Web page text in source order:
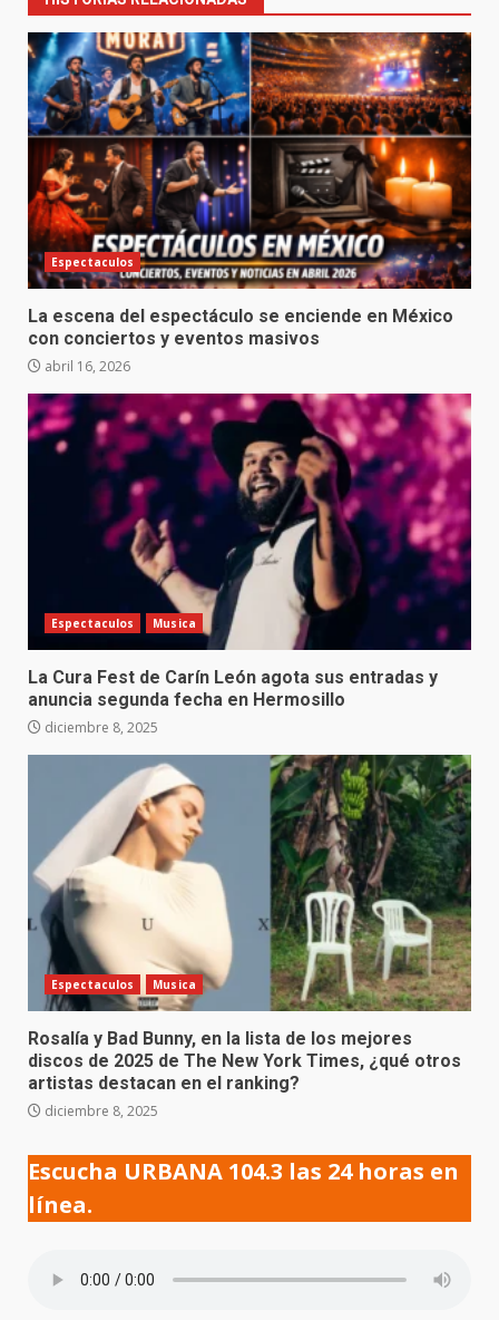
Espectaculos
La escena del espectáculo se enciende en México
con conciertos y eventos masivos
abril 16, 2026
Espectaculos Musica
La Cura Fest de Carín León agota sus entradas y
anuncia segunda fecha en Hermosillo
diciembre 8, 2025
Espectaculos Musica
Rosalía y Bad Bunny, en la lista de los mejores
discos de 2025 de The New York Times, ¿qué otros
artistas destacan en el ranking?
diciembre 8, 2025
Escucha URBANA 104.3 las 24 horas en
línea.